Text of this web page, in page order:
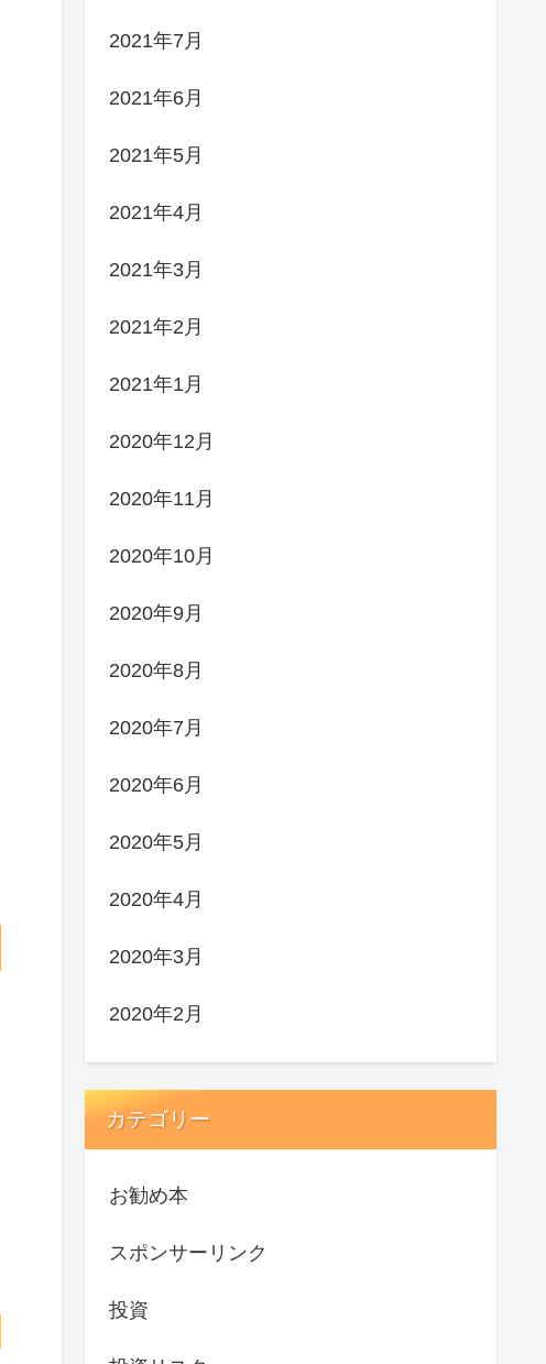
2021年7月
2021年6月
2021年5月
2021年4月
2021年3月
2021年2月
2021年1月
2020年12月
2020年11月
2020年10月
2020年9月
2020年8月
2020年7月
2020年6月
2020年5月
2020年4月
2020年3月
2020年2月
カテゴリー
お勧め本
スポンサーリンク
投資